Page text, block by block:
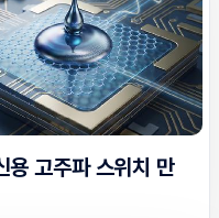
용 고주파 스위치 만